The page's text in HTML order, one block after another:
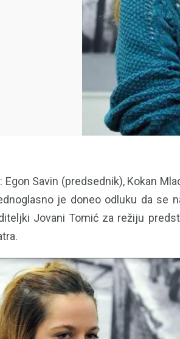
Savin (predsednik), Kokan
je doneo odluku da se
Jovani Tomić za režiju